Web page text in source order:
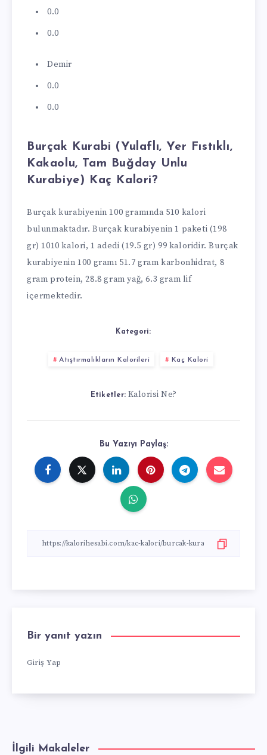
0.0
0.0
Demir
0.0
0.0
Burçak Kurabi (Yulaflı, Yer Fıstıklı,
Kakaolu, Tam Buğday Unlu
Kurabiye) Kaç Kalori?
Burçak kurabiyenin 100 gramında 510 kalori
bulunmaktadır. Burçak kurabiyenin 1 paketi (198
gr) 1010 kalori, 1 adedi (19.5 gr) 99 kaloridir. Burçak
kurabiyenin 100 gramı 51.7 gram karbonhidrat, 8
gram protein, 28.8 gram yağ, 6.3 gram lif
içermektedir.
Kategori:
Atıştırmalıkların Kalorileri Kaç Kalori
Etiketler: Kalorisi Ne?
Bu Yazıyı Paylaş:
Bir yanıt yazın
Giriş Yap
İlgili Makaleler